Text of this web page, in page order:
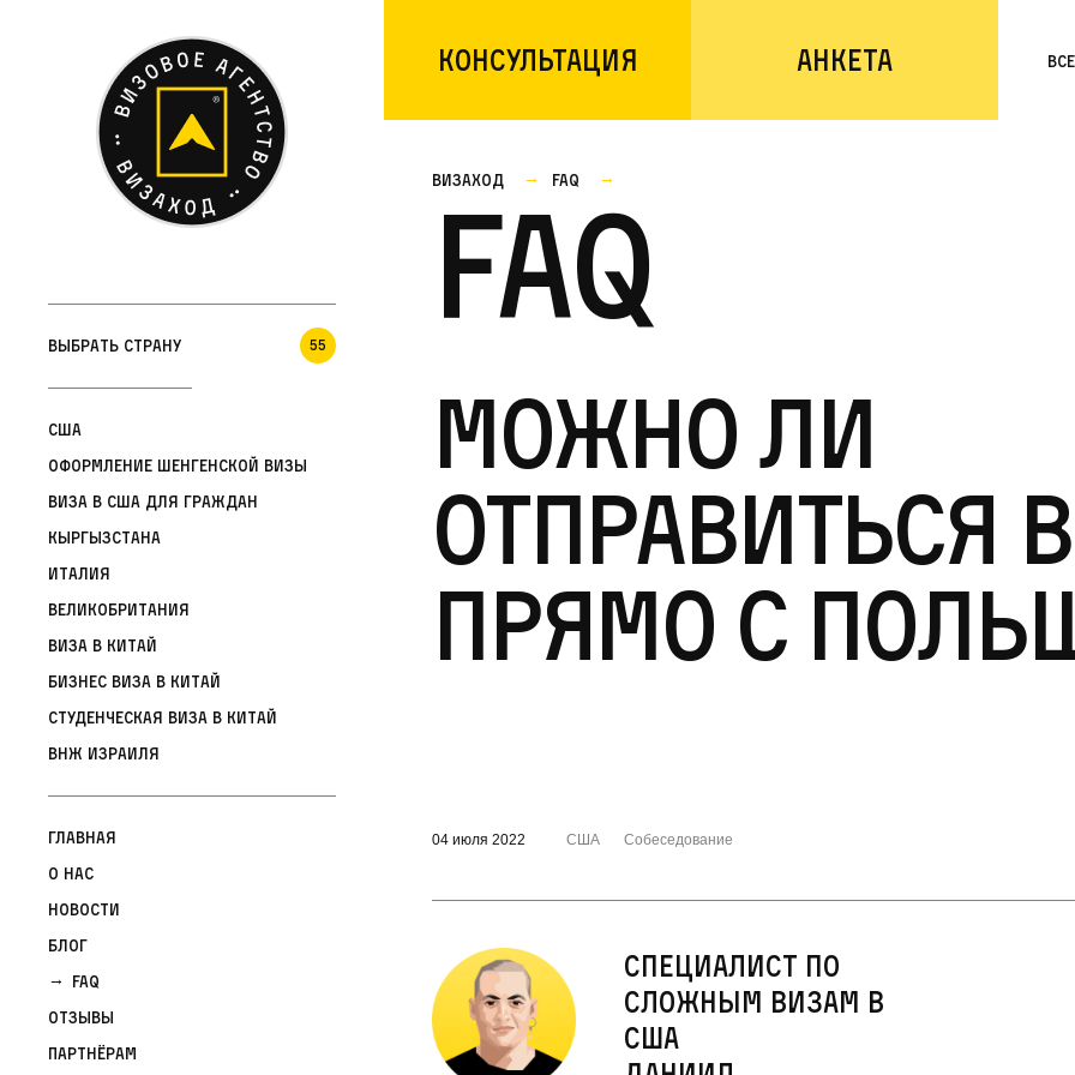
Консультация Анкета
Выбрать страну 55
США
Оформление шенгенской визы
Виза в США для граждан
Кыргызстана
Италия
Великобритания
Виза в Китай
Бизнес виза в Китай
Студенческая виза в Китай
ВНЖ Израиля
Главная
О нас
Новости
Блог
FAQ
Отзывы
Партнёрам
Визаход faq
FAQ
Можно ли
отправиться
прямо с
04 июля 2022 США Собеседование
Специалист по
сложным визам в
США